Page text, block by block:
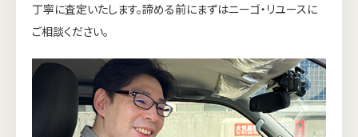
丁寧に査定いたします。諦める前にまずはニーゴ・リユースに
ご相談ください。